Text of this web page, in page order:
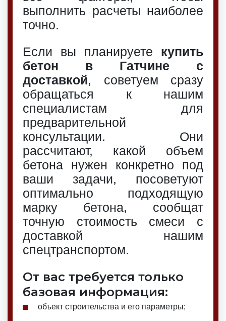
выполнить расчеты наиболее
точно.
Если вы планируете купить
бетон в Гатчине с
доставкой, советуем сразу
обращаться к нашим
специалистам для
предварительной
консультации. Они
рассчитают, какой объем
бетона нужен конкретно под
ваши задачи, посоветуют
оптимально подходящую
марку бетона, сообщат
точную стоимость смеси с
доставкой нашим
спецтранспортом.
От вас требуется только
базовая информация:
объект строительства и его параметры;